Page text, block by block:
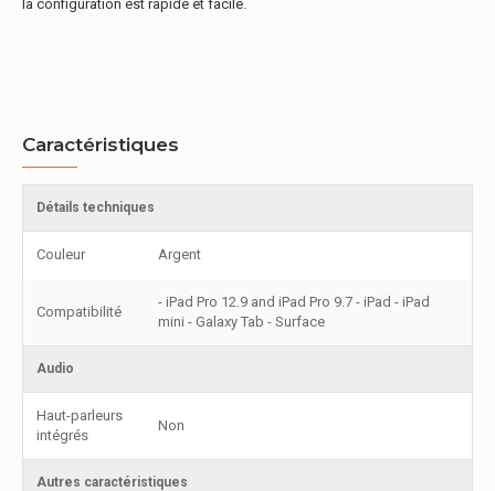
la configuration est rapide et facile.
Caractéristiques
Détails techniques
Couleur Argent
Compatibilité
- iPad Pro 12.9 and iPad Pro 9.7 - iPad - iPad
mini - Galaxy Tab - Surface
Audio
Haut-parleurs
intégrés
Non
Autres caractéristiques